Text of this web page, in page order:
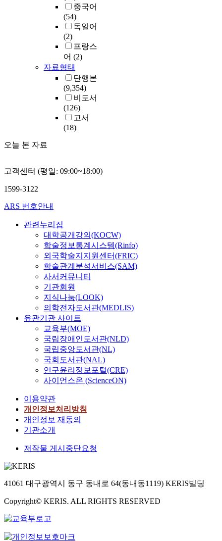
중국어
(54)
독일어
(2)
프랑스
어 (2)
자료형태
단행본
(9,354)
비도서
(126)
고서
(18)
오늘 본 자료
고객센터 (평일: 09:00~18:00)
1599-3122
ARS 번호안내
관련누리집
대학공개강의(KOCW)
학술정보통계시스템(Rinfo)
외국학술지지원센터(FRIC)
학술관계분석서비스(SAM)
사서커뮤니티
기관회원
지식나눔(LOOK)
의학전자도서관(MEDLIS)
유관기관 사이트
교육부(MOE)
국립장애인도서관(NLD)
국립중앙도서관(NL)
국회도서관(NAL)
연구윤리정보포털(CRE)
사이언스온 (ScienceON)
이용약관
개인정보처리방침
개인정보 재동의
기관소개
저작물 게시중단요청
41061 대구광역시 동구 동내로 64(동내동1119) KERIS빌딩
Copyright© KERIS. ALL RIGHTS RESERVED